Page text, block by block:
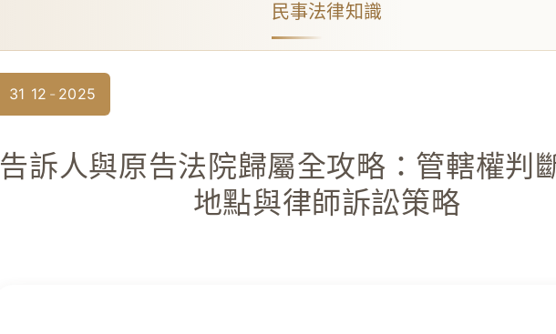
民事法律知識
31 12 2025
告訴人與原告法院歸屬全攻略：管轄權判
地點與律師訴訟策略